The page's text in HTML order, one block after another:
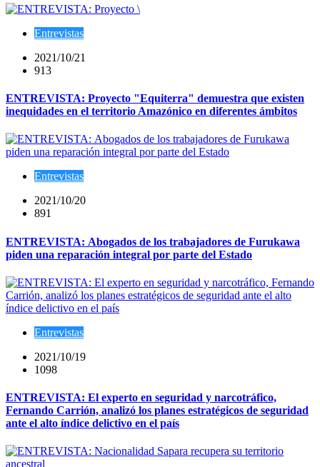
Entrevistas
2021/10/21
913
ENTREVISTA: Proyecto "Equiterra" demuestra que existen
inequidades en el territorio Amazónico en diferentes ámbitos
Entrevistas
2021/10/20
891
ENTREVISTA: Abogados de los trabajadores de Furukawa
piden una reparación integral por parte del Estado
Entrevistas
2021/10/19
1098
ENTREVISTA: El experto en seguridad y narcotráfico,
Fernando Carrión, analizó los planes estratégicos de seguridad
ante el alto índice delictivo en el país